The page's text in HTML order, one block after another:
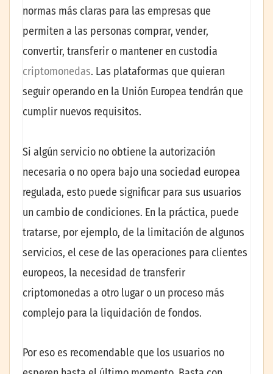
normas más claras para las empresas que
permiten a las personas comprar, vender,
convertir, transferir o mantener en custodia
criptomonedas. Las plataformas que quieran
seguir operando en la Unión Europea tendrán que
cumplir nuevos requisitos.
Si algún servicio no obtiene la autorización
necesaria o no opera bajo una sociedad europea
regulada, esto puede significar para sus usuarios
un cambio de condiciones. En la práctica, puede
tratarse, por ejemplo, de la limitación de algunos
servicios, el cese de las operaciones para clientes
europeos, la necesidad de transferir
criptomonedas a otro lugar o un proceso más
complejo para la liquidación de fondos.
Por eso es recomendable que los usuarios no